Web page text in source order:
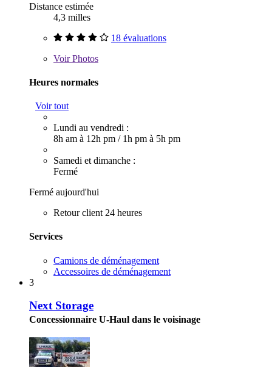
Distance estimée
4,3 milles
18 évaluations
VoirPhotos
Heures normales
Voir tout
Lundi au vendredi :
8h am à 12h pm / 1h pm à 5h pm
Samedi et dimanche :
Fermé
Fermé aujourd'hui
Retour client 24 heures
Services
Camions de déménagement
Accessoires de déménagement
3
Next Storage
Concessionnaire U-Haul dans le voisinage